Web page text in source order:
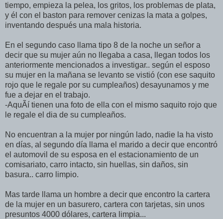
tiempo, empieza la pelea, los gritos, los problemas de plata,
y él con el baston para remover cenizas la mata a golpes,
inventando después una mala historia.
En el segundo caso llama tipo 8 de la noche un señor a
decir que su mujer aún no llegaba a casa, llegan todos los
anteriormente mencionados a investigar.. según el esposo
su mujer en la mañana se levanto se vistió (con ese saquito
rojo que le regale por su cumpleaños) desayunamos y me
fue a dejar en el trabajo.
-AquÃí tienen una foto de ella con el mismo saquito rojo que
le regale el dia de su cumpleaños.
No encuentran a la mujer por ningún lado, nadie la ha visto
en dí­as, al segundo dí­a llama el marido a decir que encontró
el automovil de su esposa en el estacionamiento de un
comisariato, carro intacto, sin huellas, sin daños, sin
basura.. carro limpio.
Mas tarde llama un hombre a decir que encontro la cartera
de la mujer en un basurero, cartera con tarjetas, sin unos
presuntos 4000 dólares, cartera limpia...